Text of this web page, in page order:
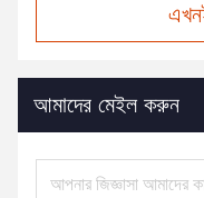
আমাদের মেইল করুন